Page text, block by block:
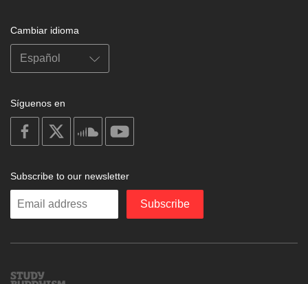
Cambiar idioma
Síguenos en
on
facebook
soundcloud
Subscribe to our newsletter
Enter
Subscribe
Study